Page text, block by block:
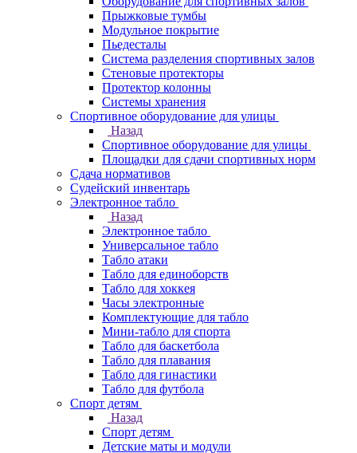
Прыжковые тумбы
Модульное покрытие
Пьедесталы
Система разделения спортивных залов
Стеновые протекторы
Протектор колонны
Системы хранения
Спортивное оборудование для улицы
Назад
Спортивное оборудование для улицы
Площадки для сдачи спортивных норм
Сдача нормативов
Судейский инвентарь
Электронное табло
Назад
Электронное табло
Универсальное табло
Табло атаки
Табло для единоборств
Табло для хоккея
Часы электронные
Комплектующие для табло
Мини-табло для спорта
Табло для баскетбола
Табло для плавания
Табло для гинастики
Табло для футбола
Спорт детям
Назад
Спорт детям
Детские маты и модули